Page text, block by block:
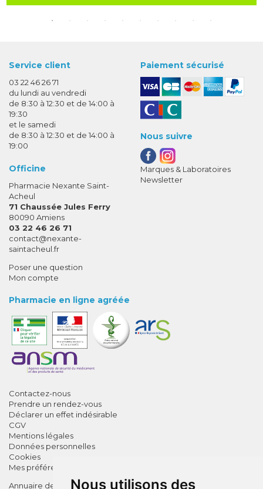
Nous utilisons des
Service client
03 22 46 26 71
du lundi au vendredi
de 8:30 à 12:30 et de 14:00 à
19:30
et le samedi
de 8:30 à 12:30 et de 14:00 à
19:00
Officine
Pharmacie Nexante Saint-
Acheul
71 Chaussée Jules Ferry
80090 Amiens
03 22 46 26 71
contact-
@-
nexante-
saintacheul.fr
Poser une question
Mon compte
Paiement sécurisé
Nous suivre
Marques & Laboratoires
Newsletter
Pharmacie en ligne agréée
Contactez-nous
Prendre un rendez-vous
Déclarer un effet indésirable
CGV
Mentions légales
Données personnelles
Cookies
Mes préférences Cookies
Annuaire des pharmacies